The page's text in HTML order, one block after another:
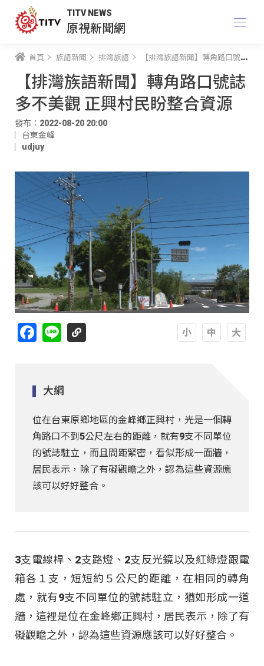
TITV NEWS
原視新聞網
首頁 族語新聞 排灣族語 【排灣族語新聞】轉角路口號誌多不美觀 正興村民盼整合資源
【排灣族語新聞】轉角路口號誌
多不美觀 正興村民盼整合資源
發布：2022-08-20 20:00
台東金峰
udjuy
Facebook
Line
大綱
位在台東原鄉地區的金峰鄉正興村，光是一個轉
角路口不到5公尺左右的距離，就有9支不同單位
的號誌駐立，而且間距緊密，看似形成一面牆，
居民表示，除了有礙觀瞻之外，認為這些資源應
該可以好好整合。
3支電線桿、2支路燈、2支反光鏡以及紅綠燈跟電
箱各１支，短短約５公尺的距離，在相同的轉角
處，就有9支不同單位的號誌駐立，猶如形成一道
牆，這裡是位在金峰鄉正興村，居民表示，除了有
礙觀瞻之外，認為這些資源應該可以好好整合。